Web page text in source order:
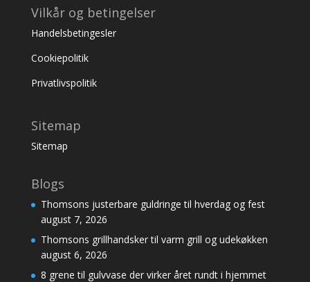
Vilkår og betingelser
Handelsbetingesler
Cookiepolitik
Privatlivspolitik
Sitemap
Sitemap
Blogs
Thomsons justerbare guldringe til hverdag og fest
august 7, 2026
Thomsons grillhandsker til varm grill og udekøkken
august 6, 2026
8 grene til gulvvase der virker året rundt i hjemmet